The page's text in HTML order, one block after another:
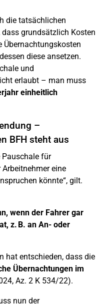
die tatsächlichen
grundsätzlich Kosten
Übernachtungskosten
diese ansetzen.
und
erlaubt – man muss
einheitlich
–
BFH steht aus
Pauschale für
Arbeitnehmer eine
könnte“, gilt.
wenn der Fahrer gar
z. B. an An- oder
hat entschieden, dass die
Übernachtungen im
Az. 2 K 534/22).
nun der